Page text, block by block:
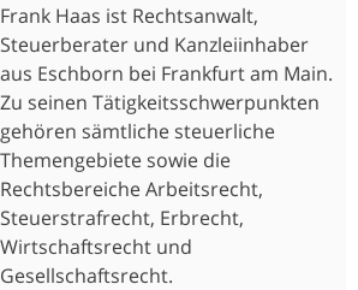
Frank Haas ist Rechtsanwalt,
Steuerberater und Kanzleiinhaber
aus Eschborn bei Frankfurt am Main.
Zu seinen Tätigkeitsschwerpunkten
gehören sämtliche steuerliche
Themengebiete sowie die
Rechtsbereiche Arbeitsrecht,
Steuerstrafrecht, Erbrecht,
Wirtschaftsrecht und
Gesellschaftsrecht.